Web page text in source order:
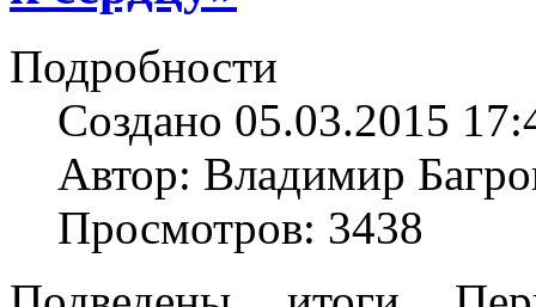
Подробности
Создано 05.03.2015
Автор: Владимир
Просмотров: 3438